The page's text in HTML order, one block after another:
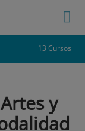
13 Cursos
y